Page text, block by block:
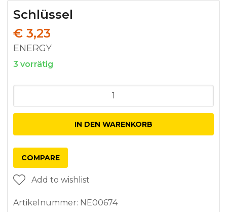
Schlüssel
€ 3,23
ENERGY
3 vorrätig
Menge
IN DEN WARENKORB
COMPARE
Add to wishlist
Artikelnummer: NE00674